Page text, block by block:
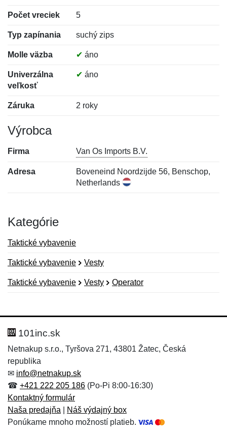
Počet vreciek 5
Typ zapínania suchý zips
Molle väzba ✔ áno
Univerzálna
veľkosť
✔ áno
Záruka 2 roky
Výrobca
Firma Van Os Imports B.V.
Adresa
Boveneind Noordzijde 56, Benschop,
Netherlands
Kategórie
Taktické vybavenie
Taktické vybavenie Vesty
Taktické vybavenie Vesty Operator
Hodnotenie:
Meno:*
E-mail:
Meno:
E-mail:*
Správa*
101inc.sk
Netnakup s.r.o., Tyršova 271, 43801 Žatec, Česká
republika
✉ info@netnakup.sk
☎ +421 222 205 186 (Po-Pi 8:00-16:30)
Kontaktný formulár
Naša predajňa
Náš výdajný box
Ponúkame mnoho možností platieb.